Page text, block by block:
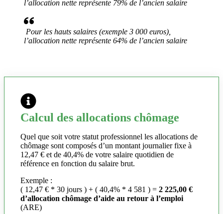
l’allocation nette représente 79% de l’ancien salaire
Pour les hauts salaires (exemple 3 000 euros),
l’allocation nette représente 64% de l’ancien salaire
Calcul des allocations chômage
Quel que soit votre statut professionnel les allocations de
chômage sont composés d’un montant journalier fixe à
12,47 € et de 40,4% de votre salaire quotidien de
référence en fonction du salaire brut.
Exemple :
( 12,47 € * 30 jours ) + ( 40,4% * 4 581 ) = 2 225,00 €
d’allocation chômage d’aide au retour à l’emploi
(ARE)